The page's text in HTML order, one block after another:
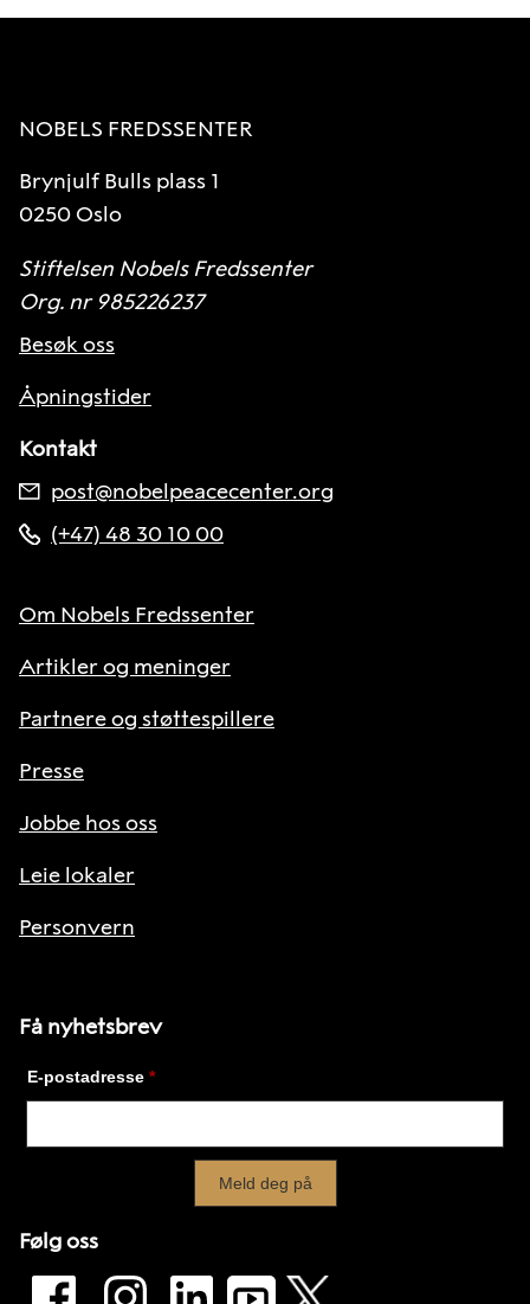
NOBELS FREDSSENTER
Brynjulf Bulls plass 1
0250 Oslo
Stiftelsen Nobels Fredssenter
Org. nr 985226237
Besøk oss
Åpningstider
Kontakt
post@nobelpeacecenter.org
(+47) 48 30 10 00
Om Nobels Fredssenter
Artikler og meninger
Partnere og støttespillere
Presse
Jobbe hos oss
Leie lokaler
Personvern
Få nyhetsbrev
Følg oss